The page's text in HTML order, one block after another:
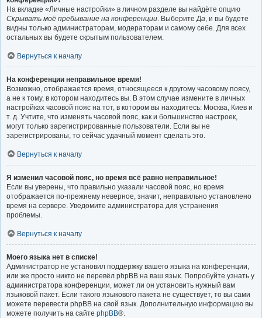
На вкладке «Личные настройки» в личном разделе вы найдёте опцию
Скрывать моё пребывание на конференции . Выберите Да , и вы будете
видны только администраторам, модераторам и самому себе. Для всех
остальных вы будете скрытым пользователем.
Вернуться к началу
На конференции неправильное время!
Возможно, отображается время, относящееся к другому часовому поясу,
а не к тому, в котором находитесь вы. В этом случае измените в личных
настройках часовой пояс на тот, в котором вы находитесь: Москва, Киев и
т. д. Учтите, что изменять часовой пояс, как и большинство настроек,
могут только зарегистрированные пользователи. Если вы не
зарегистрированы, то сейчас удачный момент сделать это.
Вернуться к началу
Я изменил часовой пояс, но время всё равно неправильное!
Если вы уверены, что правильно указали часовой пояс, но время
отображается по-прежнему неверное, значит, неправильно установлено
время на сервере. Уведомите администратора для устранения
проблемы.
Вернуться к началу
Моего языка нет в списке!
Администратор не установил поддержку вашего языка на конференции,
или же просто никто не перевёл phpBB на ваш язык. Попробуйте узнать у
администратора конференции, может ли он установить нужный вам
языковой пакет. Если такого языкового пакета не существует, то вы сами
можете перевести phpBB на свой язык. Дополнительную информацию вы
можете получить на сайте phpBB®.